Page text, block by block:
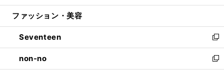
開
ウ
開
く
ン
ウ
で
開
く
ウ
ン
ド
ウ
で
開
ファッション・美容
Seventeen
新
し
い
non-no
新